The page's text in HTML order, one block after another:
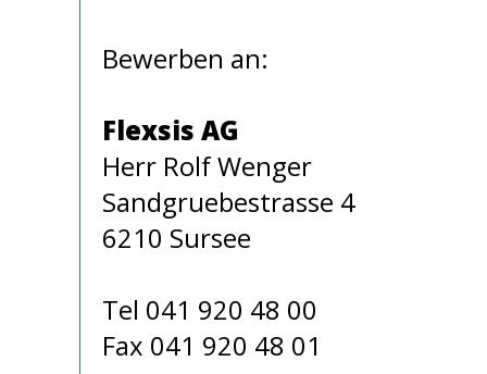
Bewerben an:
Flexsis AG
Herr Rolf Wenger
Sandgruebestrasse 4
6210 Sursee
Tel 041 920 48 00
Fax 041 920 48 01